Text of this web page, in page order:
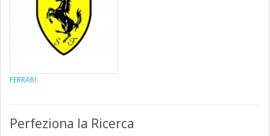
FERRARI
Perfeziona la Ricerca